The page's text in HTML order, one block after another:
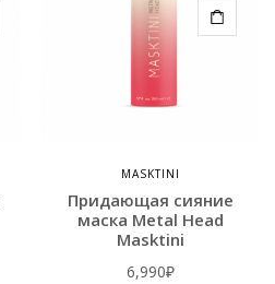
MASKTINI
Придающая сияние
маска Metal Head
Masktini
6,990₽